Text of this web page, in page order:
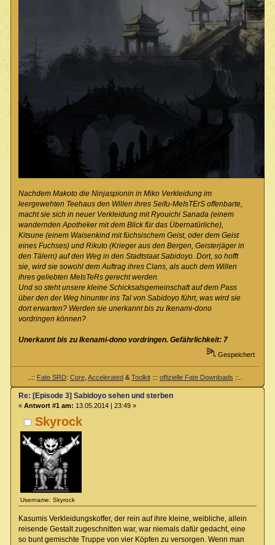
Nachdem Makoto die Ninjaspionin in Miko Verkleidung im
leergewehten Teehaus den Willen ihres Seifu-MeIsTErS offenbarte,
macht sie sich in neuer Verkleidung mit Ryouichi Sanada (einem
wandernden Apotheker mit dem Blick für das Übernatürliche),
Kitsune (einem Waisenkind mit füchsischem Geist, oder dem Geist
eines Fuchses) und Rikuto (Krieger aus den Bergen, Geisterjäger in
den Tälern) auf den Weg in den Stadtstaat Sabidoyo. Dort, so hofft
sie, wird sie sowohl dem Auftrag ihres Clans, als auch dem Willen
ihres geliebten MeIsTeRs gerecht werden.
Und so steht unsere kleine Schicksalsgemeinschaft auf dem Pass
über den der Weg hinunter ins Tal von Sabidoyo führt, was wird sie
dort erwarten? Werden sie unerkannt bis zu Ikenami-dono
vordringen können?
Unerkannt bis zu Ikenami-dono vordringen. Gefährlichkeit: 7
Gespeichert
..:: Fate SRD: Core, Accelerated & Toolkit::: offizielle Fate Downloads ::..
Skyrock
Username: Skyrock
Re: [Episode 3] Sabidoyo sehen und sterben
« Antwort #1 am: 13.05.2014 | 23:49 »
Kasumis Verkleidungskoffer, der rein auf ihre kleine, weibliche, allein
reisende Gestalt zugeschnitten war, war niemals dafür gedacht, eine
so bunt gemischte Truppe von vier Köpfen zu versorgen. Wenn man